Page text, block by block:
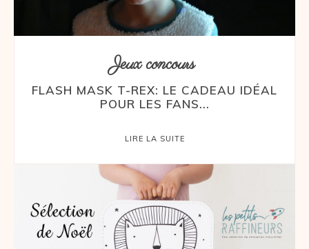
Jeux concours
FLASH MASK T-REX: LE CADEAU IDÉAL
POUR LES FANS...
LIRE LA SUITE